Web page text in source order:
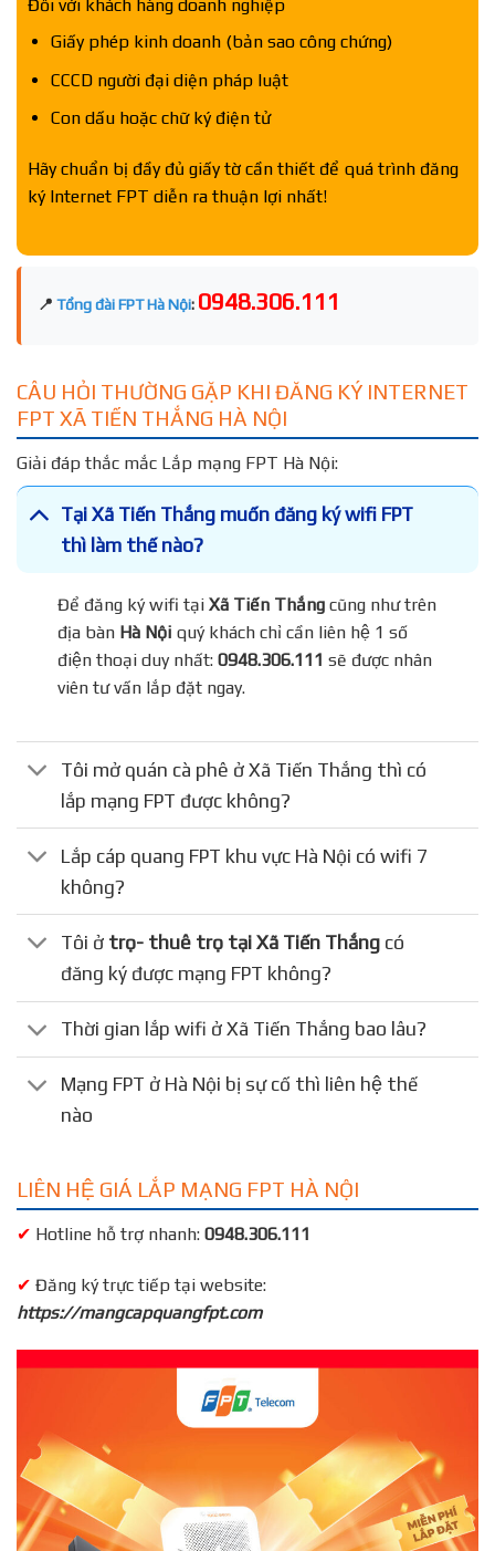
Đối với khách hàng doanh nghiệp
Giấy phép kinh doanh (bản sao công chứng)
CCCD người đại diện pháp luật
Con dấu hoặc chữ ký điện tử
Hãy chuẩn bị đầy đủ giấy tờ cần thiết để quá trình đăng
ký Internet FPT diễn ra thuận lợi nhất!
📍 Tổng đài FPT Hà Nội: 0948.306.111
CÂU HỎI THƯỜNG GẶP KHI ĐĂNG KÝ INTERNET
FPT XÃ TIẾN THẮNG HÀ NỘI
Giải đáp thắc mắc Lắp mạng FPT Hà Nội:
Tại Xã Tiến Thắng muốn đăng ký wifi FPT
thì làm thế nào?
Để đăng ký wifi tạiXã Tiến Thắngcũng như trên
địa bànHà Nộiquý khách chỉ cần liên hệ 1 số
điện thoại duy nhất:0948.306.111 sẽ được nhân
viên tư vấn lắp đặt ngay.
Tôi mở quán cà phê ở Xã Tiến Thắng thì có
lắp mạng FPT được không?
Lắp cáp quang FPT khu vực Hà Nội có wifi 7
không?
Tôi ở trọ- thuê trọ tại Xã Tiến Thắng có
đăng ký được mạng FPT không?
Thời gian lắp wifi ở Xã Tiến Thắng bao lâu?
Mạng FPT ở Hà Nội bị sự cố thì liên hệ thế
nào
LIÊN HỆ GIÁ LẮP MẠNG FPT HÀ NỘI
✔ Hotline hỗ trợ nhanh: 0948.306.111
✔ Đăng ký trực tiếp tại website:
https://mangcapquangfpt.com